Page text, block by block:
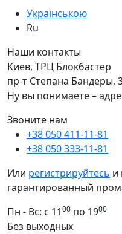
Українською
Ru
Наши контакты
Киев, ТРЦ Блокбастер
пр-т Степана Бандеры,
Ну вы понимаете –
Звоните нам
+38 050 411-11-81
+38 050 333-11-81
Или регистрируйтесь и
гарантированный
Пн - Вс: с 1100 по 1900
Без выходных